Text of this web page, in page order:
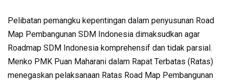
Pelibatan pemangku kepentingan dalam penyusunan Road
Map Pembangunan SDM Indonesia dimaksudkan agar
Roadmap SDM Indonesia komprehensif dan tidak parsial.
Menko PMK Puan Maharani dalam Rapat Terbatas (Ratas)
menegaskan pelaksanaan Ratas Road Map Pembangunan